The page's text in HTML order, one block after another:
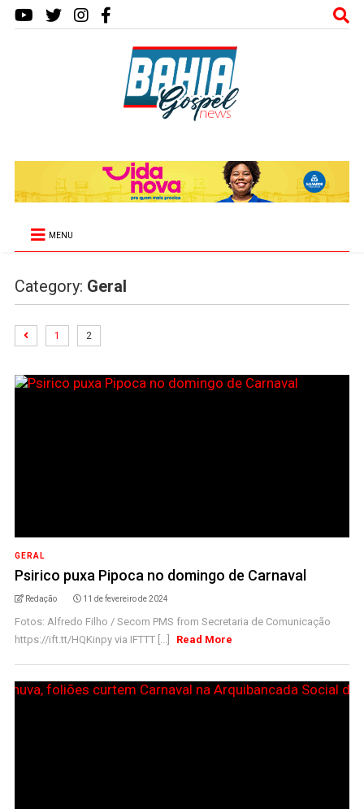
MENU
Category: Geral
1 2
GERAL
Psirico puxa Pipoca no domingo de Carnaval
Redação 11 de fevereiro de 2024
Fotos: Alfredo Filho / Secom PMS from Secretaria de Comunicação
https://ift.tt/HQKinpy via IFTTT [...]
Read More